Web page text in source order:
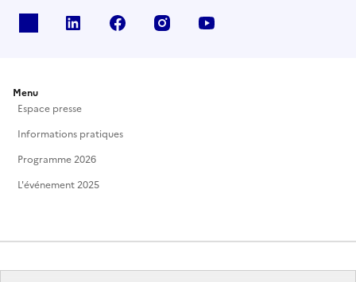
Linkedin Facebook Instagram
Menu
Espace presse
Informations pratiques
Programme 2026
L'événement 2025